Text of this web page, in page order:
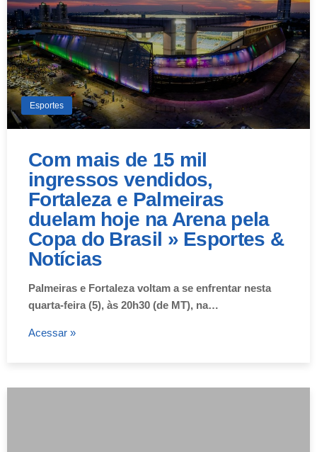
Esportes
Com mais de 15 mil
ingressos vendidos,
Fortaleza e Palmeiras
duelam hoje na Arena pela
Copa do Brasil » Esportes &
Notícias
Palmeiras e Fortaleza voltam a se enfrentar nesta
quarta-feira (5), às 20h30 (de MT), na…
Acessar »